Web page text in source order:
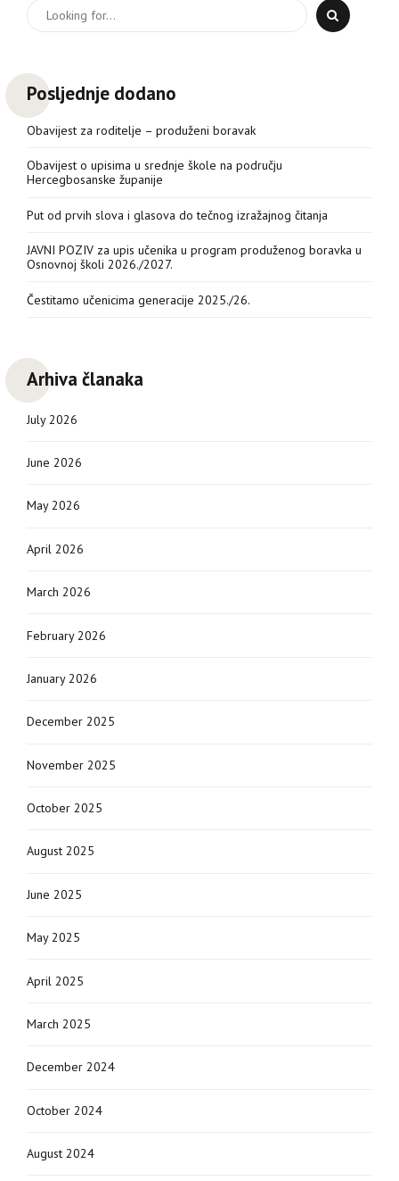
Posljednje dodano
Obavijest za roditelje – produženi boravak
Obavijest o upisima u srednje škole na području
Hercegbosanske županije
Put od prvih slova i glasova do tečnog izražajnog čitanja
JAVNI POZIV za upis učenika u program produženog boravka u
Osnovnoj školi 2026./2027.
Čestitamo učenicima generacije 2025./26.
Arhiva članaka
July 2026
June 2026
May 2026
April 2026
March 2026
February 2026
January 2026
December 2025
November 2025
October 2025
August 2025
June 2025
May 2025
April 2025
March 2025
December 2024
October 2024
August 2024